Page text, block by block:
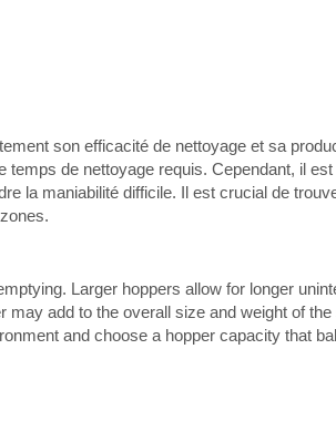
son efficacité de nettoyage et sa
de nettoyage requis. Cependant, il
la maniabilité difficile. Il est crucial de
Larger hoppers allow for longer
add to the overall size and weight of
and choose a hopper capacity that